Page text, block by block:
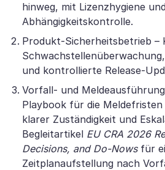
hinweg, mit Lizenzhygiene
Abhängigkeitskontrolle.
Produkt-Sicherheitsbetrieb –
und kontrollierte Release-
Vorfall- und
Playbook für die
klarer Zuständigkeit und
Begleitartikel EU CRA 2026
Decisions, and Do-Nowsfür
Zeitplanaufstellung nach